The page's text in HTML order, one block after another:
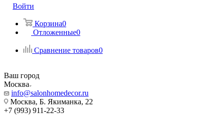
Войти
Корзина0
Отложенные0
Сравнение товаров0
Ваш город
Москва
info@salonhomedecor.ru
Москва, Б. Якиманка, 22
+7 (993) 911-22-33